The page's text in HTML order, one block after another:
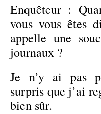
Enquêteur :
vous vous êtes
appelle une
journaux ?
Je n’y ai pas
surpris que j’ai
bien sûr.